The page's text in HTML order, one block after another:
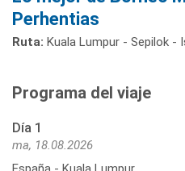
Perhentias
Ruta: Kuala Lumpur - Sepilok -
Programa del viaje
Día 1
ma, 18.08.2026